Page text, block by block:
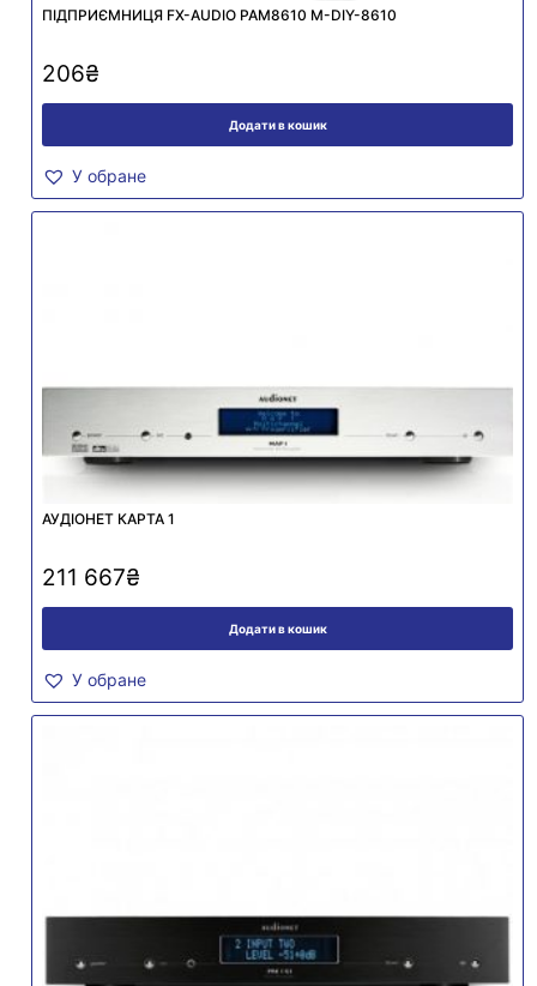
ПІДПРИЄМНИЦЯ FX-AUDIO PAM8610 M-DIY-8610
206₴
Додати в кошик
У обране
АУДІОНЕТ КАРТА 1
211 667₴
Додати в кошик
У обране